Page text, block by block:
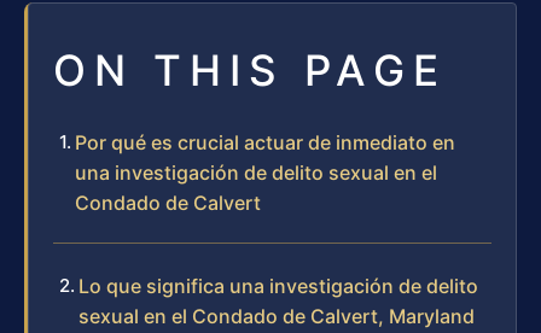
ON THIS PAGE
Por qué es crucial actuar de inmediato en
una investigación de delito sexual en el
Condado de Calvert
Lo que significa una investigación de delito
sexual en el Condado de Calvert, Maryland